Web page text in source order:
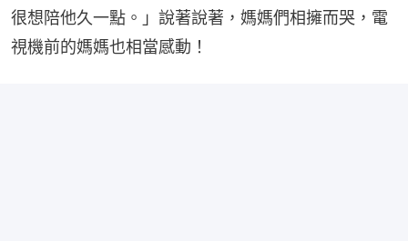
很想陪他久一點。」說著說著，媽媽們相擁而哭，電
視機前的媽媽也相當感動！